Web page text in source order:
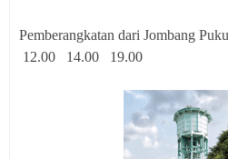
Pemberangkatan dari Jombang
12.00 14.00 19.00